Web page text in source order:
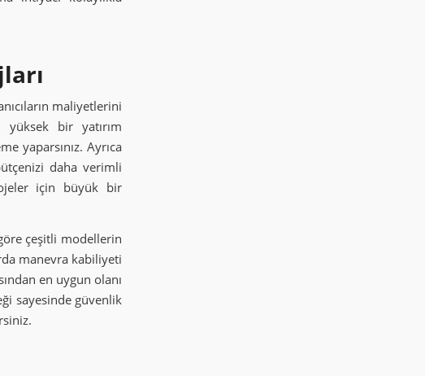
maliyetlerini
bir yatırım
yaparsınız. Ayrıca
daha verimli
için büyük bir
çeşitli modellerin
manevra kabiliyeti
en uygun olanı
sayesinde güvenlik